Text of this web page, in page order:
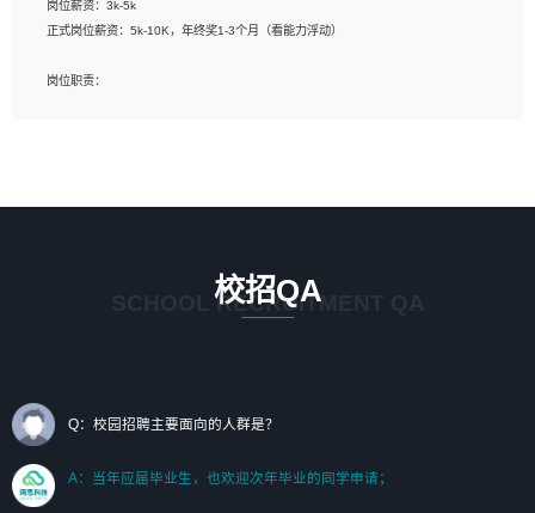
标志及吉祥物设计，效果图后期处理等。
1、艺术设计类相关专业；（其中需求分析顾问不限专业）
岗位薪资：3k-5k
正式岗位薪资：5k-10K，年终奖1-3个月（看能力浮动）
岗位职责：
2. 熟悉 前端常用框架, 能独立完成设计给予的 UI 效果;
3. 有良好的代码习惯, 低级错误出现频率低;
7. 了解或熟悉 WebGL 及相关框架优先。
（岗位人员专职于行业应用解决方案、项目申报方案、投标方案的策划编写）
校招QA
SCHOOL RECRUITMENT QA
Q：校园招聘主要面向的人群是？
A：当年应届毕业生，也欢迎次年毕业的同学申请；